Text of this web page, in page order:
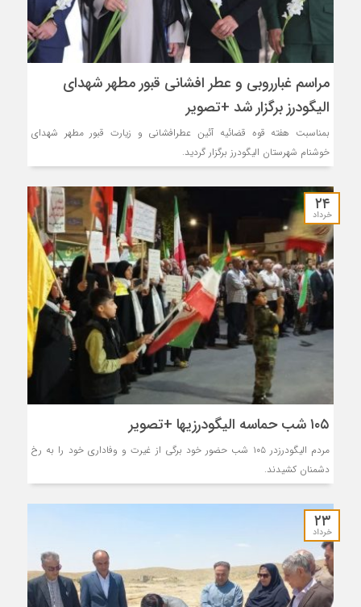
مراسم غبارروبی و عطر افشانی قبور مطهر شهدای
الیگودرز برگزار شد +تصویر
بمناسبت هفته قوه قضائیه آئین عطرافشانی و زیارت قبور مطهر شهدای
خوشنام شهرستان الیگودرز برگزار گردید.
۲۴
خرداد
۱۰۵ شب حماسه الیگودرزیها +تصویر
مردم الیگودرزدر ۱۰۵ شب حضور خود برگی از غیرت و وفاداری خود را به رخ
دشمنان کشیدند.
۲۳
خرداد